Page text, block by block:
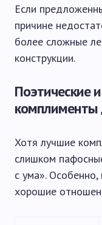
Если
причине
более сложные
конструкции.
Поэтические
комплименты
Хотя лучшие
слишком
с ума».
хорошие